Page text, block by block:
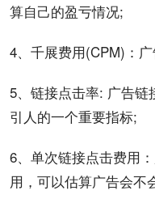
算自己的盈亏情况;
4、千展费用(CPM)：
5、链接点击率: 广告链
引人的一个重要指标;
6、单次链接点击费用
用，可以估算广告会不